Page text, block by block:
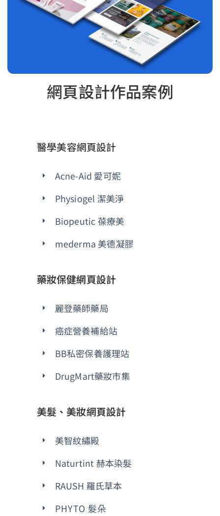
網頁設計作品案例
醫學美容網頁設計
Acne-Aid 愛可妮
Physiogel 潔美淨
Biopeutic 葆療美
mederma 美德凝膠
藥妝保健網頁設計
麗登藥師藥局
癌症營養補給站
BB私密保養護理站
DrugMart藥妝市集
美髮、美妝網頁設計
美智紋繡殿
Naturtint 赫本染髮
RAUSH 羅氏草本
PHYTO 髮朵